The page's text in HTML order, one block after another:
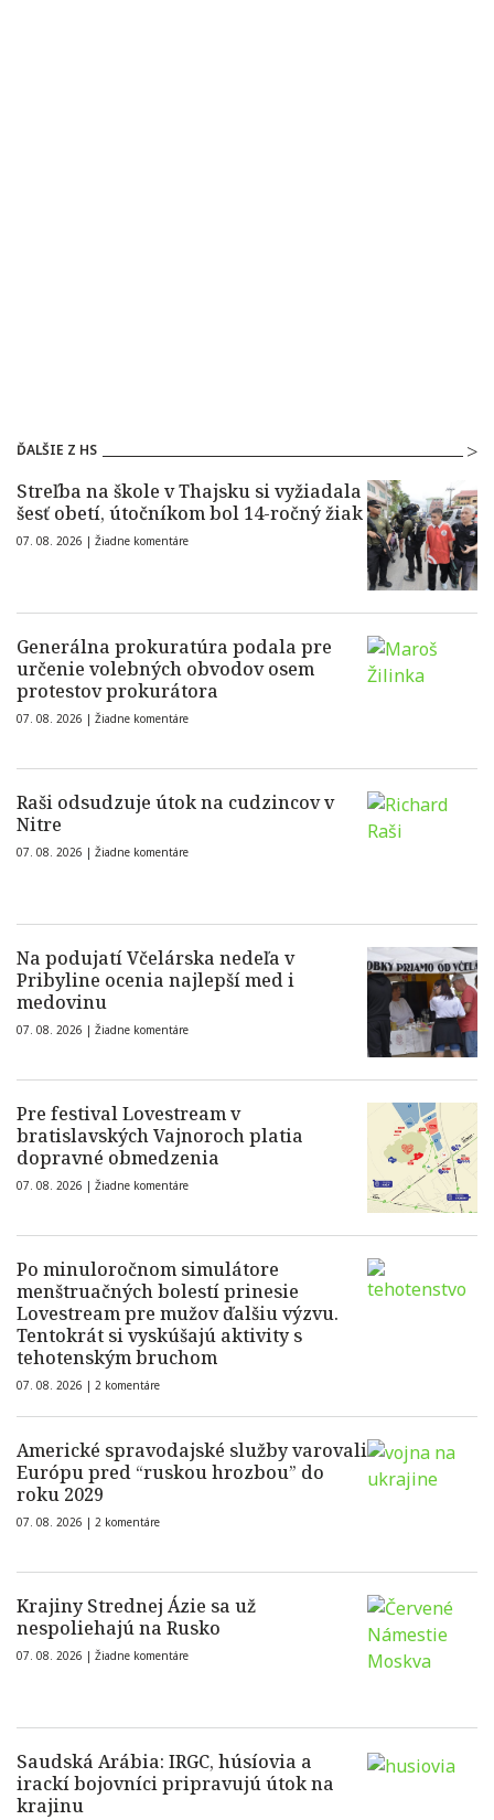
ĎALŠIE Z HS
Streľba na škole v Thajsku si vyžiadala
šesť obetí, útočníkom bol 14-ročný žiak
07. 08. 2026 | Žiadne komentáre
Generálna prokuratúra podala pre
určenie volebných obvodov osem
protestov prokurátora
07. 08. 2026 | Žiadne komentáre
Raši odsudzuje útok na cudzincov v
Nitre
07. 08. 2026 | Žiadne komentáre
Na podujatí Včelárska nedeľa v
Pribyline ocenia najlepší med i
medovinu
07. 08. 2026 | Žiadne komentáre
Pre festival Lovestream v
bratislavských Vajnoroch platia
dopravné obmedzenia
07. 08. 2026 | Žiadne komentáre
Po minuloročnom simulátore
menštruačných bolestí prinesie
Lovestream pre mužov ďalšiu výzvu.
Tentokrát si vyskúšajú aktivity s
tehotenským bruchom
07. 08. 2026 | 2 komentáre
Americké spravodajské služby varovali
Európu pred “ruskou hrozbou” do
roku 2029
07. 08. 2026 | 2 komentáre
Krajiny Strednej Ázie sa už
nespoliehajú na Rusko
07. 08. 2026 | Žiadne komentáre
Saudská Arábia: IRGC, húsíovia a
irackí bojovníci pripravujú útok na
krajinu